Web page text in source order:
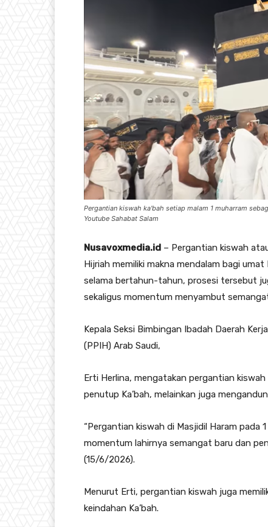
Pergantian kiswah ka'bah setiap malam 1 muharram
Youtube Sahabat Salam
Nusavoxmedia.id – Pergantian kiswah
Hijriah memiliki makna mendalam bagi
selama bertahun-tahun, prosesi tersebut
sekaligus momentum menyambut
Kepala Seksi Bimbingan Ibadah Daerah
(PPIH) Arab Saudi,
Erti Herlina, mengatakan pergantian
penutup Ka’bah, melainkan juga
“Pergantian kiswah di Masjidil Haram pada
momentum lahirnya semangat baru dan
(15/6/2026).
Menurut Erti, pergantian kiswah juga
keindahan Ka’bah.